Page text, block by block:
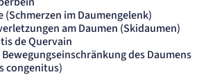
(Schmerzen im Daumengelenk)
am Daumen (Skidaumen)
de Quervain
des Daumens
congenitus)
Cookie